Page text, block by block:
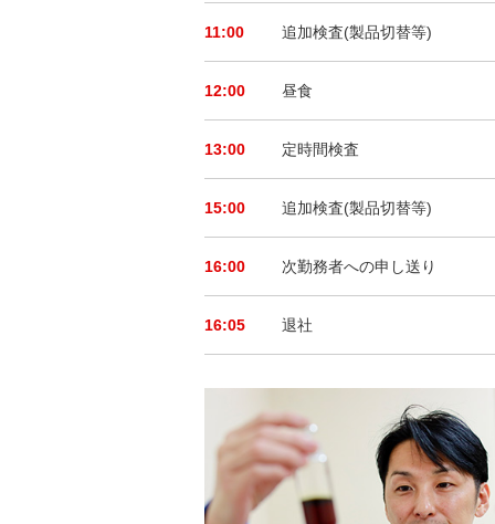
11:00 追加検査(製品切替等)
12:00 昼食
13:00 定時間検査
15:00 追加検査(製品切替等)
16:00 次勤務者への申し送り
16:05 退社